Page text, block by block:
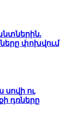
փոխվում
սովի ու
դռները